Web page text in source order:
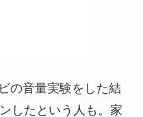
の音量実験をした結
したという人も。家